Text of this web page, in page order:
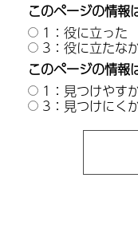
このページの情報
1：役に立った
3：役に立たな
このページの情報
1：見つけやす
3：見つけにく